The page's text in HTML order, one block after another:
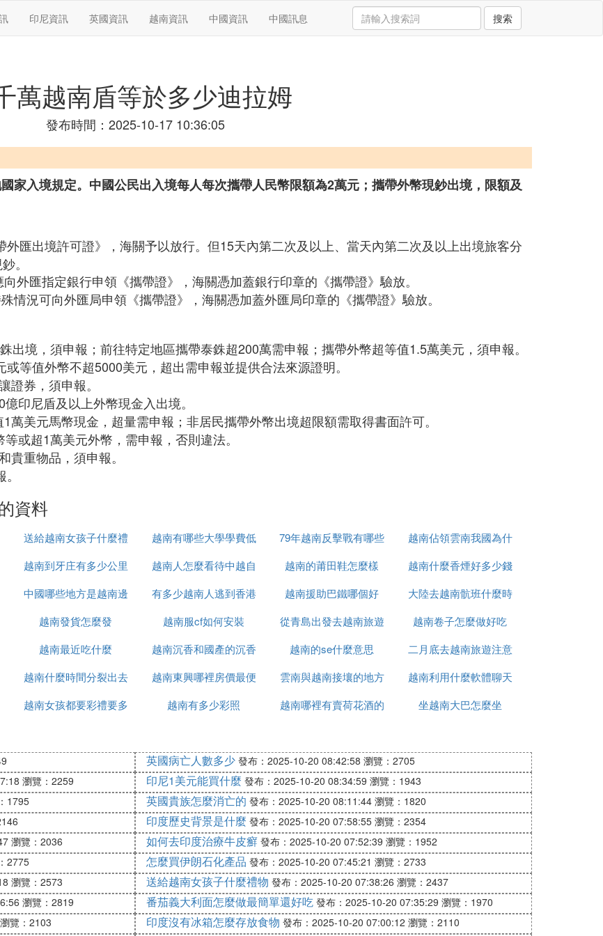
印尼資訊 英國資訊 越南資訊 中國資訊 中國訊息 搜索
萬越南盾等於多少迪拉姆
發布時間：2025-10-17 10:36:05
家入境規定。中國公民出入境每人每次攜帶人民幣限額為2萬元；攜帶外幣現鈔出境，限額及
外匯出境許可證》，海關予以放行。但15天內第二次及以上、當天內第二次及以上出境旅客分
。
向外匯指定銀行申領《攜帶證》，海關憑加蓋銀行印章的《攜帶證》驗放。
情況可向外匯局申領《攜帶證》，海關憑加蓋外匯局印章的《攜帶證》驗放。
出境，須申報；前往特定地區攜帶泰銖超200萬需申報；攜帶外幣超等值1.5萬美元，須申報。
等值外幣不超5000美元，超出需申報並提供合法來源證明。
證券，須申報。
印尼盾及以上外幣現金入出境。
萬美元馬幣現金，超量需申報；非居民攜帶外幣出境超限額需取得書面許可。
或超1萬美元外幣，需申報，否則違法。
貴重物品，須申報。
資料
送給越南女孩子什麼禮
物
越南有哪些大學學費低
79年越南反擊戰有哪些
人
越南佔領雲南我國為什
麼未先進攻
越南到牙庄有多少公里
越南人怎麼看待中越自
衛戰
越南的莆田鞋怎麼樣
越南什麼香煙好多少錢
中國哪些地方是越南邊
境
有多少越南人逃到香港 越南援助巴鐵哪個好
大陸去越南骯班什麼時
候能正常
越南發貨怎麼發 越南服cf如何安裝
從青島出發去越南旅遊
怎麼辦
越南卷子怎麼做好吃
越南最近吃什麼
越南沉香和國產的沉香
什麼區別
越南的se什麼意思
二月底去越南旅遊注意
什麼
越南什麼時間分裂出去
的
越南東興哪裡房價最便
宜
雲南與越南接壤的地方
有哪些
越南利用什麼軟體聊天
越南女孩都要彩禮要多
越南有多少彩照 越南哪裡有賣荷花酒的 坐越南大巴怎麼坐
英國病亡人數多少 發布：2025-10-20 08:42:58 瀏覽：2705
瀏覽：2259 印尼1美元能買什麼 發布：2025-10-20 08:34:59 瀏覽：1943
1795 英國貴族怎麼消亡的 發布：2025-10-20 08:11:44 瀏覽：1820
印度歷史背景是什麼 發布：2025-10-20 07:58:55 瀏覽：2354
瀏覽：2036 如何去印度治療牛皮癬 發布：2025-10-20 07:52:39 瀏覽：1952
2775 怎麼買伊朗石化產品 發布：2025-10-20 07:45:21 瀏覽：2733
瀏覽：2573 送給越南女孩子什麼禮物 發布：2025-10-20 07:38:26 瀏覽：2437
瀏覽：2819 番茄義大利面怎麼做最簡單還好吃 發布：2025-10-20 07:35:29 瀏覽：1970
瀏覽：2103 印度沒有冰箱怎麼存放食物 發布：2025-10-20 07:00:12 瀏覽：2110